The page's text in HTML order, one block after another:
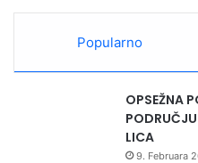
Popularno
OPSEŽNA
LICA
9. Februara